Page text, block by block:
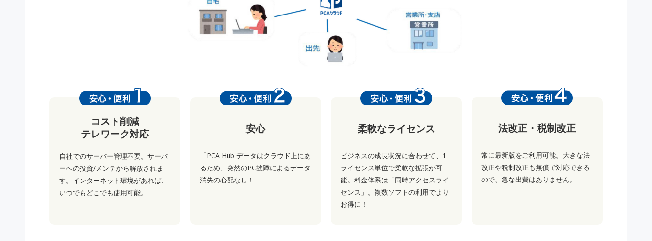
コスト削減
テレワーク対応
自社でのサーバー管理不要。サーバ
ーへの投資/メンテから解放されま
す。インターネット環境があれば、
いつでもどこでも使用可能。
安心
「PCA Hub データはクラウド上にあ
るため、突然のPC故障によるデータ
消失の心配なし！
柔軟なライセンス
ビジネスの成長状況に合わせて、1
ライセンス単位で柔軟な拡張が可
能。料金体系は「同時アクセスライ
センス」。複数ソフトの利用でより
お得に！
法改正・税制改正
常に最新版をご利用可能。大きな法
改正や税制改正も無償で対応できる
ので、急な出費はありません。